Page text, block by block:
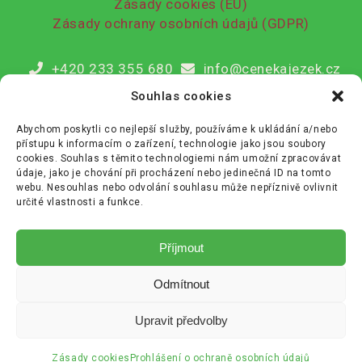
Souhlas cookies
Abychom poskytli co nejlepší služby, používáme k ukládání a/nebo
přístupu k informacím o zařízení, technologie jako jsou soubory
cookies. Souhlas s těmito technologiemi nám umožní zpracovávat
údaje, jako je chování při procházení nebo jedinečná ID na tomto
webu. Nesouhlas nebo odvolání souhlasu může nepříznivě ovlivnit
určité vlastnosti a funkce.
Příjmout
Odmítnout
Upravit předvolby
Zásady cookies Prohlášení o ochraně osobních údajů
Zásady cookies (EU)
Zásady ochrany osobních údajů (GDPR)
+420 233 355 680 info@cenekajezek.cz